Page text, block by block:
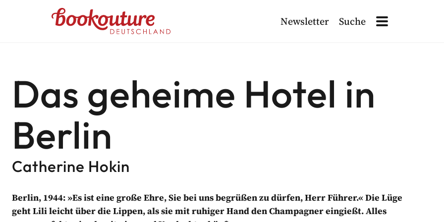
Suche
Newsletter
Informationen von Bookouture erhalten
von Bookouture (dem Handelsnamen von Storyfire Ltd) verwaltet, die für die Verarbeitung dieser Daten verantwortlich sind.
Das geheime Hotel in
Berlin
Catherine Hokin
Berlin, 1944: »Es ist eine große Ehre, Sie bei uns begrüßen zu dürfen, Herr Führer.« Die Lüge
geht Lili leicht über die Lippen, als sie mit ruhiger Hand den Champagner eingießt. Alles